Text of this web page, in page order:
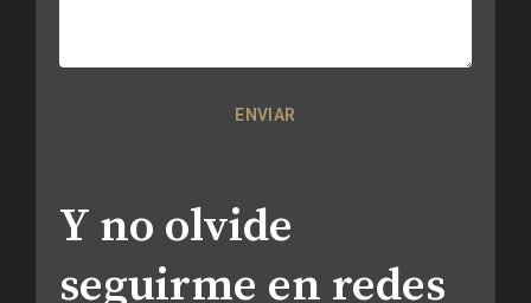
ENVIAR
Y no olvide
seguirme en redes